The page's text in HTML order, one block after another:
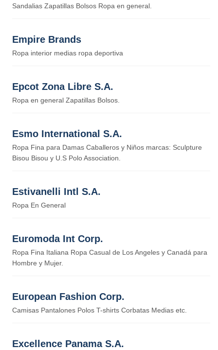
Sandalias Zapatillas Bolsos Ropa en general.
Empire Brands
Ropa interior medias ropa deportiva
Epcot Zona Libre S.A.
Ropa en general Zapatillas Bolsos.
Esmo International S.A.
Ropa Fina para Damas Caballeros y Niños marcas: Sculpture
Bisou Bisou y U.S Polo Association.
Estivanelli Intl S.A.
Ropa En General
Euromoda Int Corp.
Ropa Fina Italiana Ropa Casual de Los Angeles y Canadá para
Hombre y Mujer.
European Fashion Corp.
Camisas Pantalones Polos T-shirts Corbatas Medias etc.
Excellence Panama S.A.